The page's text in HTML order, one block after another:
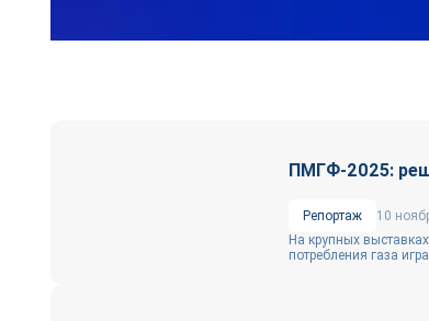
ПМГФ-2025:
Репортаж
10
На крупных
потребления газа